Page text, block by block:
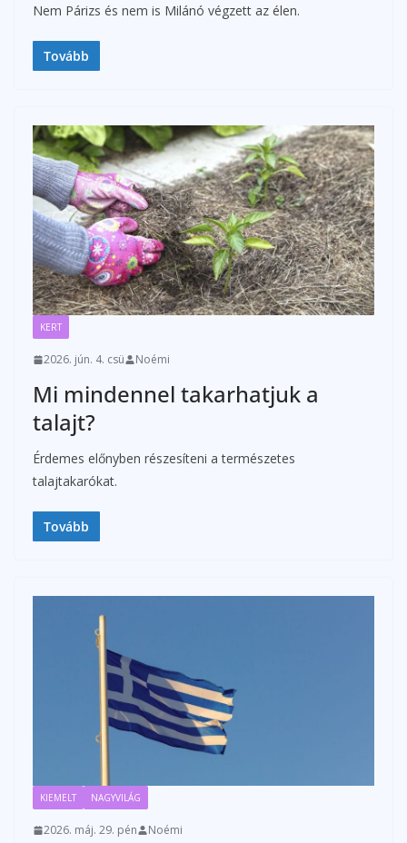
Nem Párizs és nem is Milánó végzett az élen.
Tovább
KERT
2026. jún. 4. csü Noémi
Mi mindennel takarhatjuk a
talajt?
Érdemes előnyben részesíteni a természetes
talajtakarókat.
Tovább
KIEMELT NAGYVILÁG
2026. máj. 29. pén Noémi